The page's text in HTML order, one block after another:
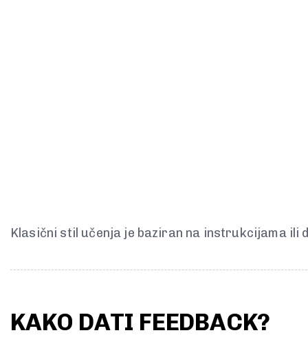
Klasični stil učenja je baziran na instrukcijama ili
KAKO DATI FEEDBACK?